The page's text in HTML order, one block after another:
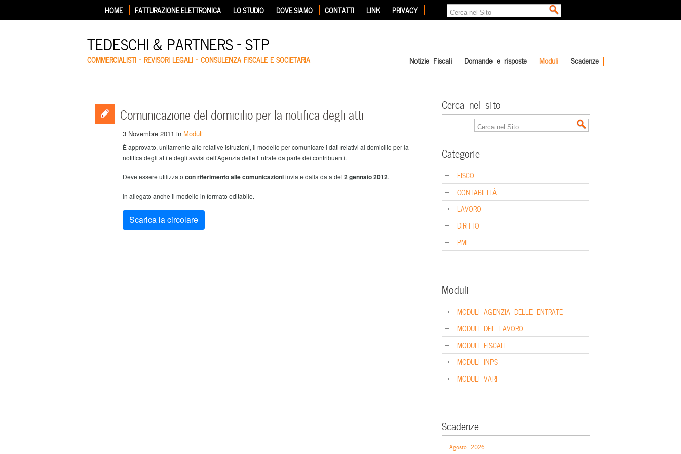
HOME FATTURAZIONE ELETTRONICA LO STUDIO DOVE SIAMO CONTATTI LINK PRIVACY
TEDESCHI & PARTNERS – STP
COMMERCIALISTI – REVISORI LEGALI – CONSULENZA FISCALE E SOCIETARIA Notizie Fiscali Domande e risposte Moduli Scadenze
Comunicazione del domicilio per la notifica degli atti
3 Novembre 2011 in Moduli
È approvato, unitamente alle relative istruzioni, il modello per comunicare i dati relativi al domicilio per la
notifica degli atti e degli avvisi dell’Agenzia delle Entrate da parte dei contribuenti.
Deve essere utilizzato con riferimento alle comunicazioniinviate dalla data del 2 gennaio 2012.
In allegato anche il modello in formato editabile.
Scarica la circolare
Cerca nel sito
Categorie
FISCO
CONTABILITÀ
LAVORO
DIRITTO
PMI
Moduli
MODULI AGENZIA DELLE ENTRATE
MODULI DEL LAVORO
MODULI FISCALI
MODULI INPS
MODULI VARI
Scadenze
Agosto 2026